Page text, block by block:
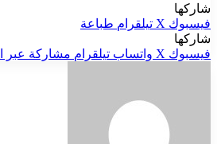
شاركها
فيسبوك ‫X تيلقرام طباعة
شاركها
فيسبوك ‫X واتساب تيلقرام مشاركة عبر